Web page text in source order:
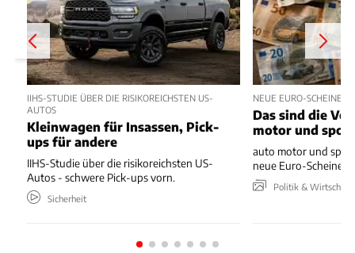
IIHS-STUDIE ÜBER DIE RISIKOREICHSTEN US-
AUTOS
Kleinwagen für Insassen, Pick-
ups für andere
IIHS-Studie über die risikoreichsten US-
Autos - schwere Pick-ups vorn.
Sicherheit
NEUE EURO-SCHEINE
Das sind die
motor und sport
auto motor und
neue Euro-Scheine
Politik & Wirtschaft